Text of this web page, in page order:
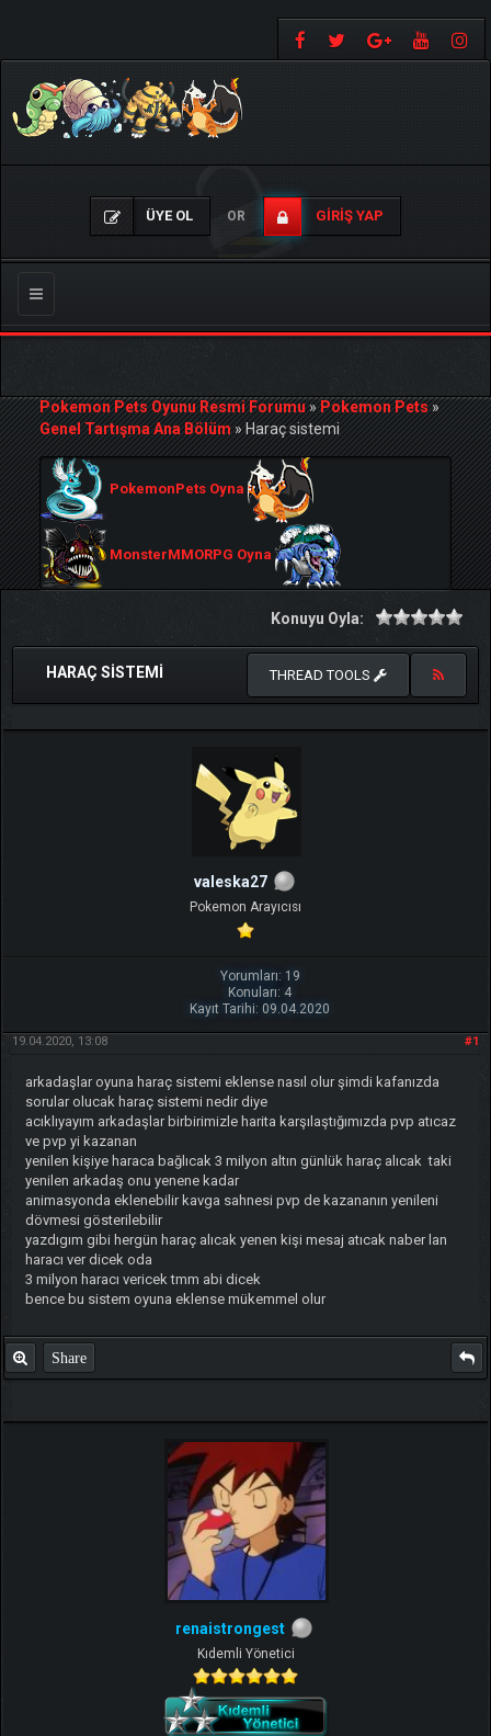
ÜYE OL OR GIRIŞ YAP
Gezinmeyi
Değiştir
Pokemon Pets Oyunu Resmi Forumu»Pokemon Pets»
Genel Tartışma Ana Bölüm»Haraç sistemi
PokemonPets Oyna
MonsterMMORPG Oyna
Konuyu Oyla:
HARAÇ SISTEMI THREAD TOOLS
valeska27
Pokemon Arayıcısı
Yorumları: 19
Konuları: 4
Kayıt Tarihi: 09.04.2020
#1
19.04.2020, 13:08
arkadaşlar oyuna haraç sistemi eklense nasıl olur şimdi kafanızda
sorular olucak haraç sistemi nedir diye
acıklıyayım arkadaşlar birbirimizle harita karşılaştığımızda pvp atıcaz
ve pvp yi kazanan
yenilen kişiye haraca bağlıcak 3 milyon altın günlük haraç alıcak taki
yenilen arkadaş onu yenene kadar
animasyonda eklenebilir kavga sahnesi pvp de kazananın yenileni
dövmesi gösterilebilir
yazdıgım gibi hergün haraç alıcak yenen kişi mesaj atıcak naber lan
haracı ver dicek oda
3 milyon haracı vericek tmm abi dicek
bence bu sistem oyuna eklense mükemmel olur
Share
renaistrongest
Kıdemli Yönetici